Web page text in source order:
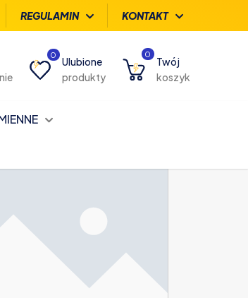
REGULAMIN KONTAKT
0
Ulubione
produkty
0
Twój
koszyk